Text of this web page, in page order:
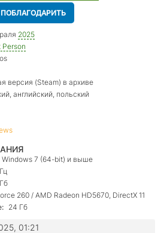
ПОБЛАГОДАРИТЬ
2025
Person
версия (Steam) в архиве
английский, польский
Windows 7 (64-bit) и выше
260 / AMD Radeon HD5670, DirectX 11
24 Гб
01:21